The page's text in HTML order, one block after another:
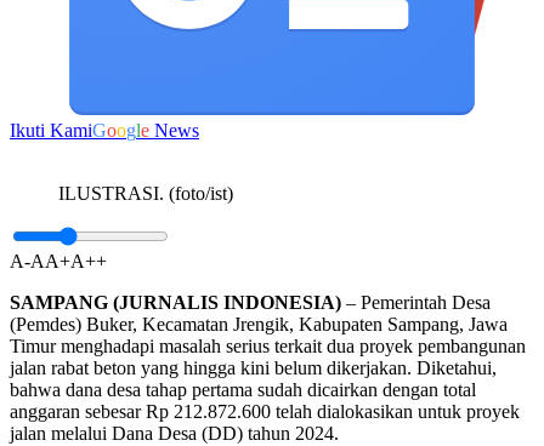
Ikuti KamiGoogle News
ILUSTRASI. (foto/ist)
A-AA+A++
SAMPANG (JURNALIS INDONESIA) – Pemerintah Desa
(Pemdes) Buker, Kecamatan Jrengik, Kabupaten Sampang, Jawa
Timur menghadapi masalah serius terkait dua proyek pembangunan
jalan rabat beton yang hingga kini belum dikerjakan. Diketahui,
bahwa dana desa tahap pertama sudah dicairkan dengan total
anggaran sebesar Rp 212.872.600 telah dialokasikan untuk proyek
jalan melalui Dana Desa (DD) tahun 2024.